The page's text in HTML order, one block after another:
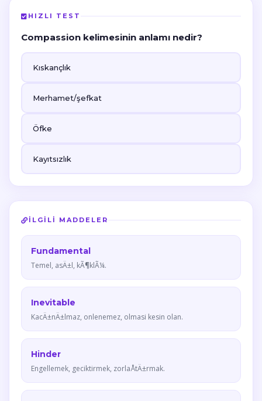
HIZLI TEST
Compassion kelimesinin anlamı nedir?
Kıskançlık
Merhamet/şefkat
Öfke
Kayıtsızlık
İLGILI MADDELER
Fundamental
Temel, asÄ±l, kÃ¶klÃ¼.
Inevitable
KacÄ±nÄ±lmaz, onlenemez, olmasi kesin olan.
Hinder
Engellemek, geciktirmek, zorlaÅtÄ±rmak.